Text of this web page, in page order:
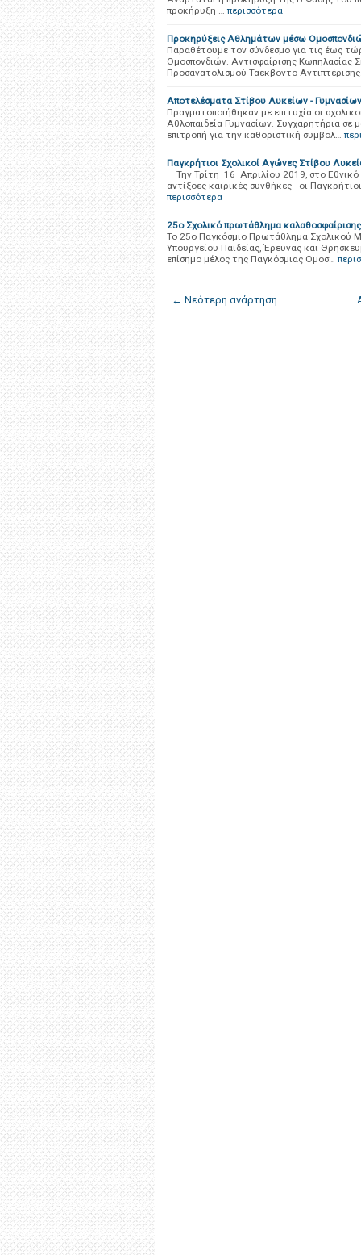
προκήρυξη … περισσότερα
Προκηρύξεις Αθλημάτων μέσω
Παραθέτουμε τον σύνδεσμο για τις έως
Ομοσπονδιών. Αντισφαίρισης Κωπηλασίας
Προσανατολισμού Ταεκβοντο
Αποτελέσματα Στίβου Λυκείων - Γυμνασίων
Πραγματοποιήθηκαν με επιτυχία οι
Αθλοπαιδεία Γυμνασίων. Συγχαρητήρια
επιτροπή για την καθοριστική συμβολ…
Παγκρήτιοι Σχολικοί Αγώνες Στίβου
Την Τρίτη 16 Απριλίου 2019, στο Εθνικό
αντίξοες καιρικές συνθήκες -οι
περισσότερα
25ο Σχολικό πρωτάθλημα
Το 25ο Παγκόσμιο Πρωτάθλημα Σχολικού
Υπουργείου Παιδείας, Έρευνας και
επίσημο μέλος της Παγκόσμιας Ομοσ…
← Νεότερη ανάρτηση